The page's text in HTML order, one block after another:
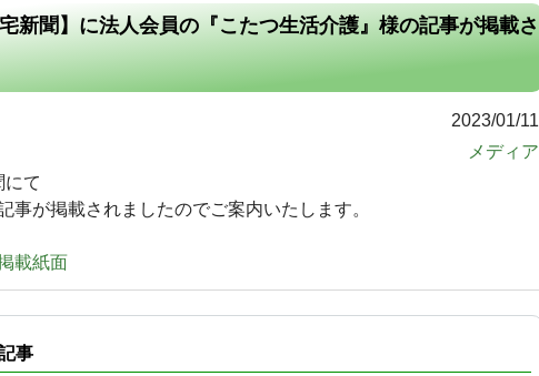
新聞】に法人会員の『こたつ生活介護』様の記事が掲載さ
2023/01/11
メディア
にて
が掲載されましたのでご案内いたします。
載紙面
事